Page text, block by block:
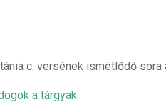
c. versének ismétlődő
a tárgyak